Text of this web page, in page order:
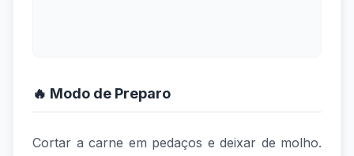
🔥 Modo de Preparo
Cortar a carne em pedaços e deixar de molho.